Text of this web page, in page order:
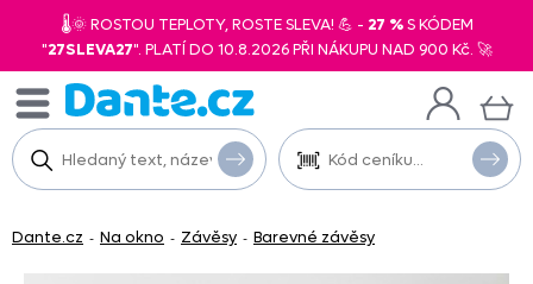
🌡️🌞 ROSTOU TEPLOTY, ROSTE SLEVA! 💪 - 27 %S KÓDEM
"27SLEVA27". PLATÍ DO 10.8.2026 PŘI NÁKUPU NAD 900 Kč. 🚀
Dante.cz - Na okno - Závěsy - Barevné závěsy